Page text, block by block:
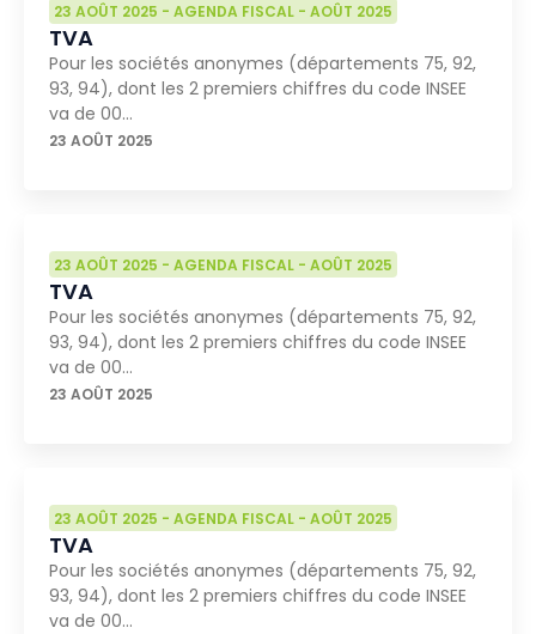
23 AOÛT 2025 - AGENDA FISCAL - AOÛT 2025
TVA
Pour les sociétés anonymes (départements 75, 92,
93, 94), dont les 2 premiers chiffres du code INSEE
va de 00…
23 AOÛT 2025
23 AOÛT 2025 - AGENDA FISCAL - AOÛT 2025
TVA
Pour les sociétés anonymes (départements 75, 92,
93, 94), dont les 2 premiers chiffres du code INSEE
va de 00…
23 AOÛT 2025
23 AOÛT 2025 - AGENDA FISCAL - AOÛT 2025
TVA
Pour les sociétés anonymes (départements 75, 92,
93, 94), dont les 2 premiers chiffres du code INSEE
va de 00…